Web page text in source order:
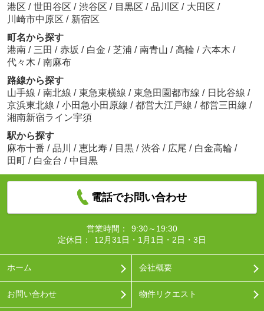
港区 / 世田谷区 / 渋谷区 / 目黒区 / 品川区 / 大田区 /
川崎市中原区 / 新宿区
町名から探す
港南 / 三田 / 赤坂 / 白金 / 芝浦 / 南青山 / 高輪 / 六本木 /
代々木 / 南麻布
路線から探す
山手線 / 南北線 / 東急東横線 / 東急田園都市線 / 日比谷線 /
京浜東北線 / 小田急小田原線 / 都営大江戸線 / 都営三田線 /
湘南新宿ライン宇須
駅から探す
麻布十番 / 品川 / 恵比寿 / 目黒 / 渋谷 / 広尾 / 白金高輪 /
田町 / 白金台 / 中目黒
電話でお問い合わせ
営業時間：
9:30～19:30
定休日：
12月31日・1月1日・2日・3日
ホーム 会社概要
お問い合わせ 物件リクエスト